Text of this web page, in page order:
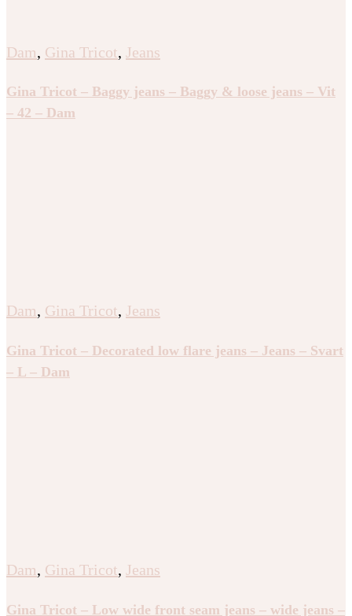
Dam, Gina Tricot, Jeans
Gina Tricot – Baggy jeans – Baggy & loose jeans – Vit
– 42 – Dam
Dam, Gina Tricot, Jeans
Gina Tricot – Decorated low flare jeans – Jeans – Svart
– L – Dam
Dam, Gina Tricot, Jeans
Gina Tricot – Low wide front seam jeans – wide jeans –